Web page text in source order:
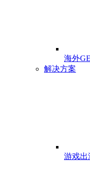
海外
解决方案
游戏出